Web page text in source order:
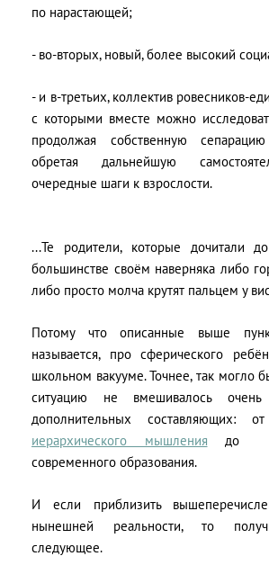
по нарастающей;
- во-вторых, новый, более высокий
- и в-третьих, коллектив ровесников-
с которыми вместе можно
продолжая собственную
обретая дальнейшую
очередные шаги к взрослости.
...Те родители, которые дочитали
большинстве своём наверняка либо
либо просто молча крутят пальцем у
Потому что описанные выше
называется, про сферического
школьном вакууме. Точнее, так могло
ситуацию не вмешивалось
дополнительных составляющих:
иерархического мышления до
современного образования.
И если приблизить
нынешней реальности, то
следующее.